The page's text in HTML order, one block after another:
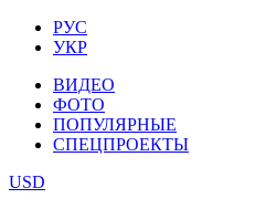
РУС
УКР
ВИДЕО
ФОТО
ПОПУЛЯРНЫЕ
СПЕЦПРОЕКТЫ
USD